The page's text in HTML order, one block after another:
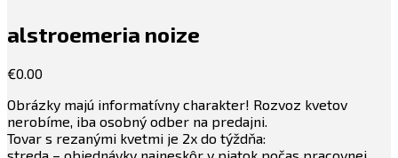
alstroemeria noize
€0.00
Obrázky majú informatívny charakter! Rozvoz kvetov
nerobíme, iba osobný odber na predajni.
Tovar s rezanými kvetmi je 2x do týždňa: